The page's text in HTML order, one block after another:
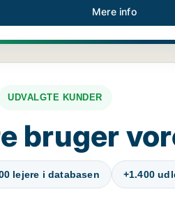
Mere info
UDVALGTE KUNDER
bruger
lejere i databasen +1.400